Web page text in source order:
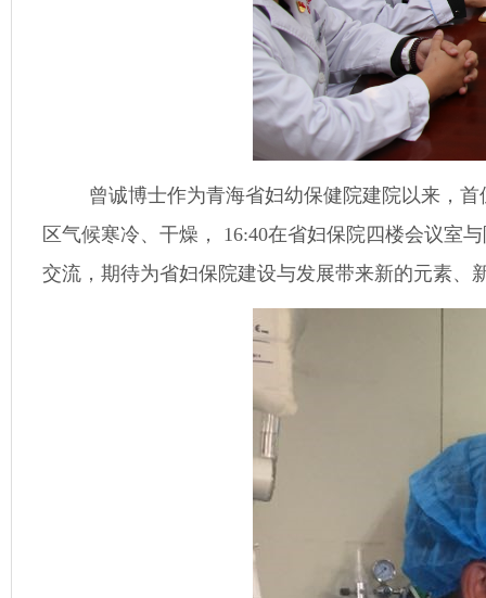
曾诚博士作为青海省妇幼保健院建院以来，
区气候寒冷、干燥， 16:40在省妇保院四楼会议室
交流，期待为省妇保院建设与发展带来新的元素、